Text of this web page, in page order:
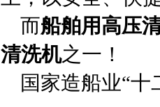
而船舶用高压
清洗机之一！
国家造船业“